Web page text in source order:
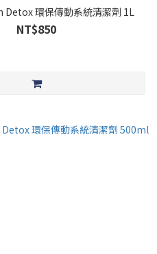
環保傳動系統清潔劑 1L
NT$850